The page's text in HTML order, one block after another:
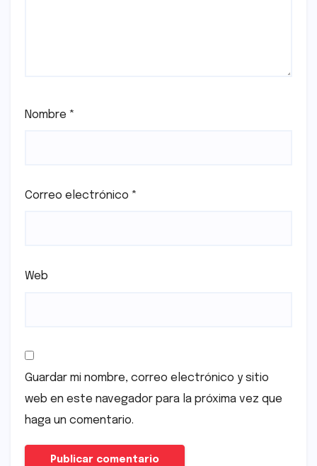
Nombre *
Correo electrónico *
Web
Guardar mi nombre, correo electrónico y sitio
web en este navegador para la próxima vez que
haga un comentario.